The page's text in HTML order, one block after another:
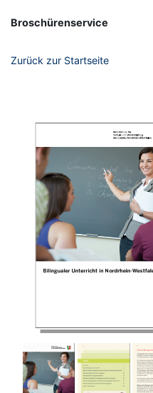
Broschürenservice
Zurück zur Startseite